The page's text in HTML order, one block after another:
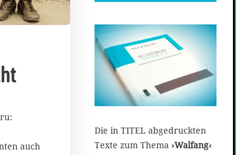
auch
Die in TITEL abgedruckten
Texte zum Thema ›Walfang‹